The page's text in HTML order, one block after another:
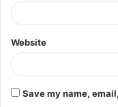
Website
Save my name,